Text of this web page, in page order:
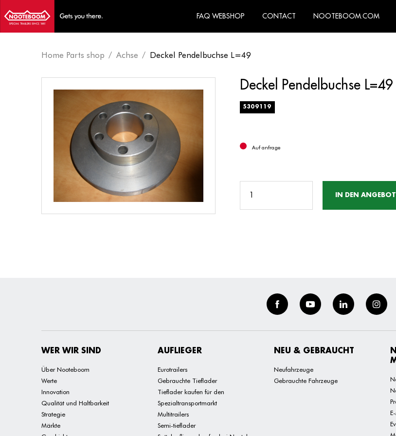
FAQ WEBSHOP CONTACT NOOTEBOOM.COM
Home Parts shop Achse Deckel Pendelbuchse L=49
Deckel Pendelbuchse L=49
5309119
Auf anfrage
IN DEN
WER WIR SIND
Über Nooteboom
Werte
Innovation
Qualität und Haltbarkeit
Strategie
Märkte
AUFLIEGER
Eurotrailers
Gebrauchte Tieflader
Tieflader kaufen für den
Spezialtransportmarkt
Multitrailers
Semi-tieflader
NEU & GEBRAUCHT
Neufahrzeuge
Gebrauchte Fahrzeuge